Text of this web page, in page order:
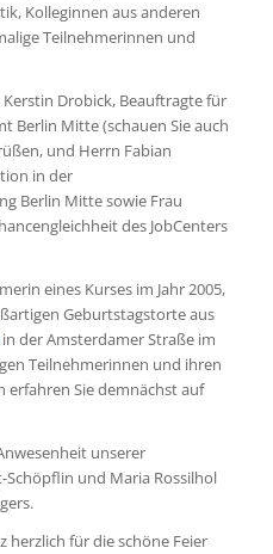
Kolleginnen aus anderen
Teilnehmerinnen und
Drobick, Beauftragte für
Berlin Mitte (schauen Sie auch
und Herrn Fabian
in der
Berlin Mitte sowie Frau
des JobCenters
eines Kurses im Jahr 2005,
Geburtstagstorte aus
der Amsterdamer Straße im
Teilnehmerinnen und ihren
erfahren Sie demnächst auf
unserer
und Maria Rossilhol
herzlich für die schöne Feier